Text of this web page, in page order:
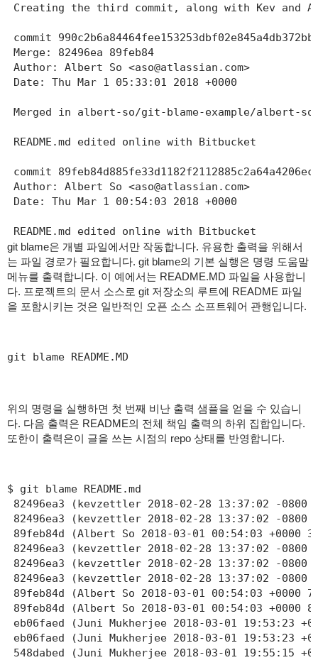
Creating the third commit, along with Kev and
commit 990c2b6a84464fee153253dbf02e845a4db372bb
Merge: 82496ea 89feb84
Author: Albert So <aso@atlassian.com>
Date: Thu Mar 1 05:33:01 2018 +0000
Merged in albert-so/git-blame-example/albert-
README.md edited online with Bitbucket
commit 89feb84d885fe33d1182f2112885c2a64a4206ec
Author: Albert So <aso@atlassian.com>
Date: Thu Mar 1 00:54:03 2018 +0000
README.md edited online with Bitbucket
git blame은 개별 파일에서만 작동합니다. 유용한 출력을 위해서
는 파일 경로가 필요합니다. git blame의 기본 실행은 명령 도움말
메뉴를 출력합니다. 이 예에서는 README.MD 파일을 사용합니
다. 프로젝트의 문서 소스로 git 저장소의 루트에 README 파일
을 포함시키는 것은 일반적인 오픈 소스 소프트웨어 관행입니다.
git blame README.MD
위의 명령을 실행하면 첫 번째 비난 출력 샘플을 얻을 수 있습니
다. 다음 출력은 README의 전체 책임 출력의 하위 집합입니다.
또한이 출력은이 글을 쓰는 시점의 repo 상태를 반영합니다.
$ git blame README.md
82496ea3 (kevzettler 2018-02-28 13:37:02 -0800
82496ea3 (kevzettler 2018-02-28 13:37:02 -0800
89feb84d (Albert So 2018-03-01 00:54:03
82496ea3 (kevzettler 2018-02-28 13:37:02 -0800
82496ea3 (kevzettler 2018-02-28 13:37:02 -
82496ea3 (kevzettler 2018-02-28 13:37:02 -0800
89feb84d (Albert So 2018-03-01 00:54:03
89feb84d (Albert So 2018-03-01 00:54:03 +0000
eb06faed (Juni Mukherjee 2018-03-01
eb06faed (Juni Mukherjee 2018-03-01 19:53:23
548dabed (Juni Mukherjee 2018-03-01